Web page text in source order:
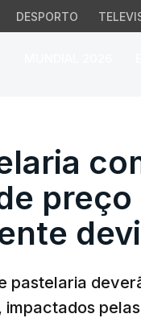
DESPORTO
preço
pastelaria